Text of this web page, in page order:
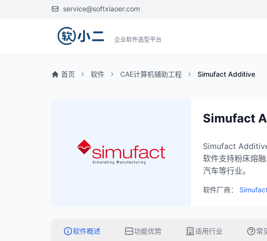
service@softxiaoer.com
企业软件选型平台
首页 软件 CAE计算机辅助工程 Simufact Additive
Simufact
Simufact
软件支持粉床熔
汽车等行业。
软件厂商：
软件概述 功能优势 适用行业 常